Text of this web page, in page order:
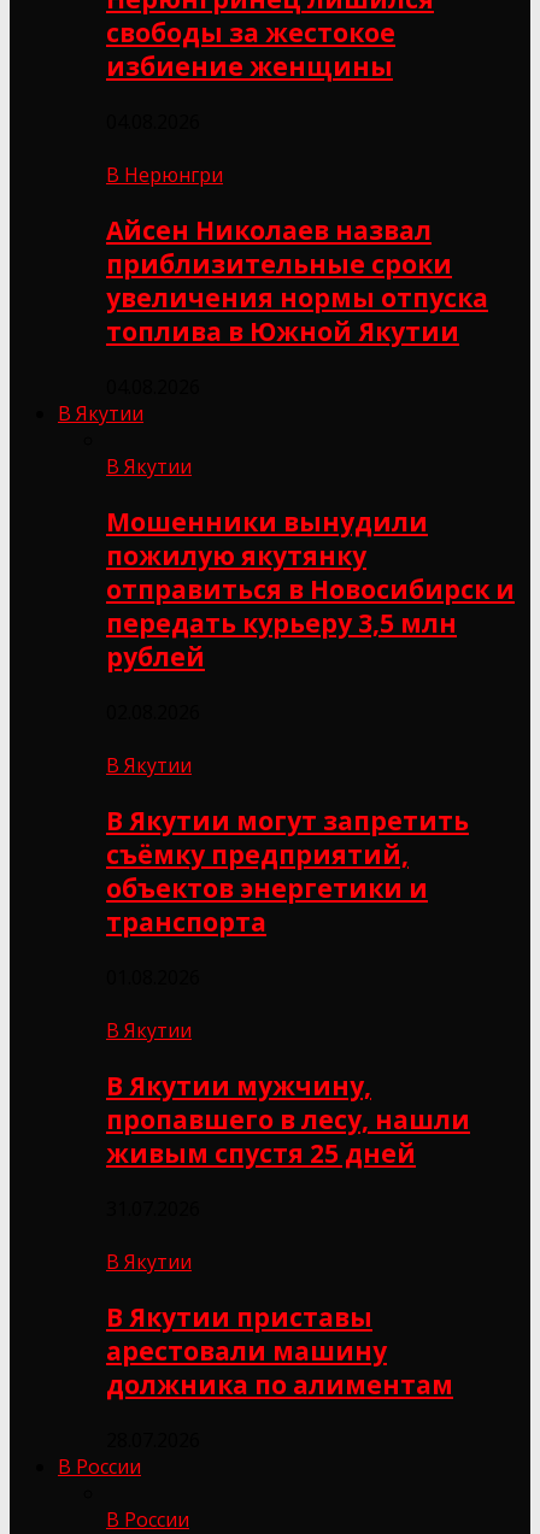
свободы за жестокое
избиение женщины
В Нерюнгри
Айсен Николаев назвал
приблизительные сроки
увеличения нормы отпуска
топлива в Южной Якутии
В Якутии
В Якутии
Мошенники вынудили
пожилую якутянку
отправиться в Новосибирск и
передать курьеру 3,5 млн
рублей
В Якутии
В Якутии могут запретить
съёмку предприятий,
объектов энергетики и
транспорта
В Якутии
В Якутии мужчину,
пропавшего в лесу, нашли
живым спустя 25 дней
В Якутии
В Якутии приставы
арестовали машину
должника по алиментам
В России
В России